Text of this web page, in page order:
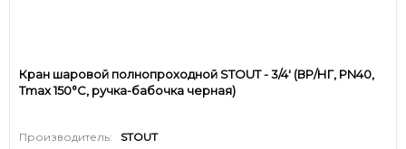
Кран шаровой полнопроходной STOUT - 3/4' (ВР/НГ, PN40,
Tmax 150°С, ручка-бабочка черная)
Производитель:
STOUT